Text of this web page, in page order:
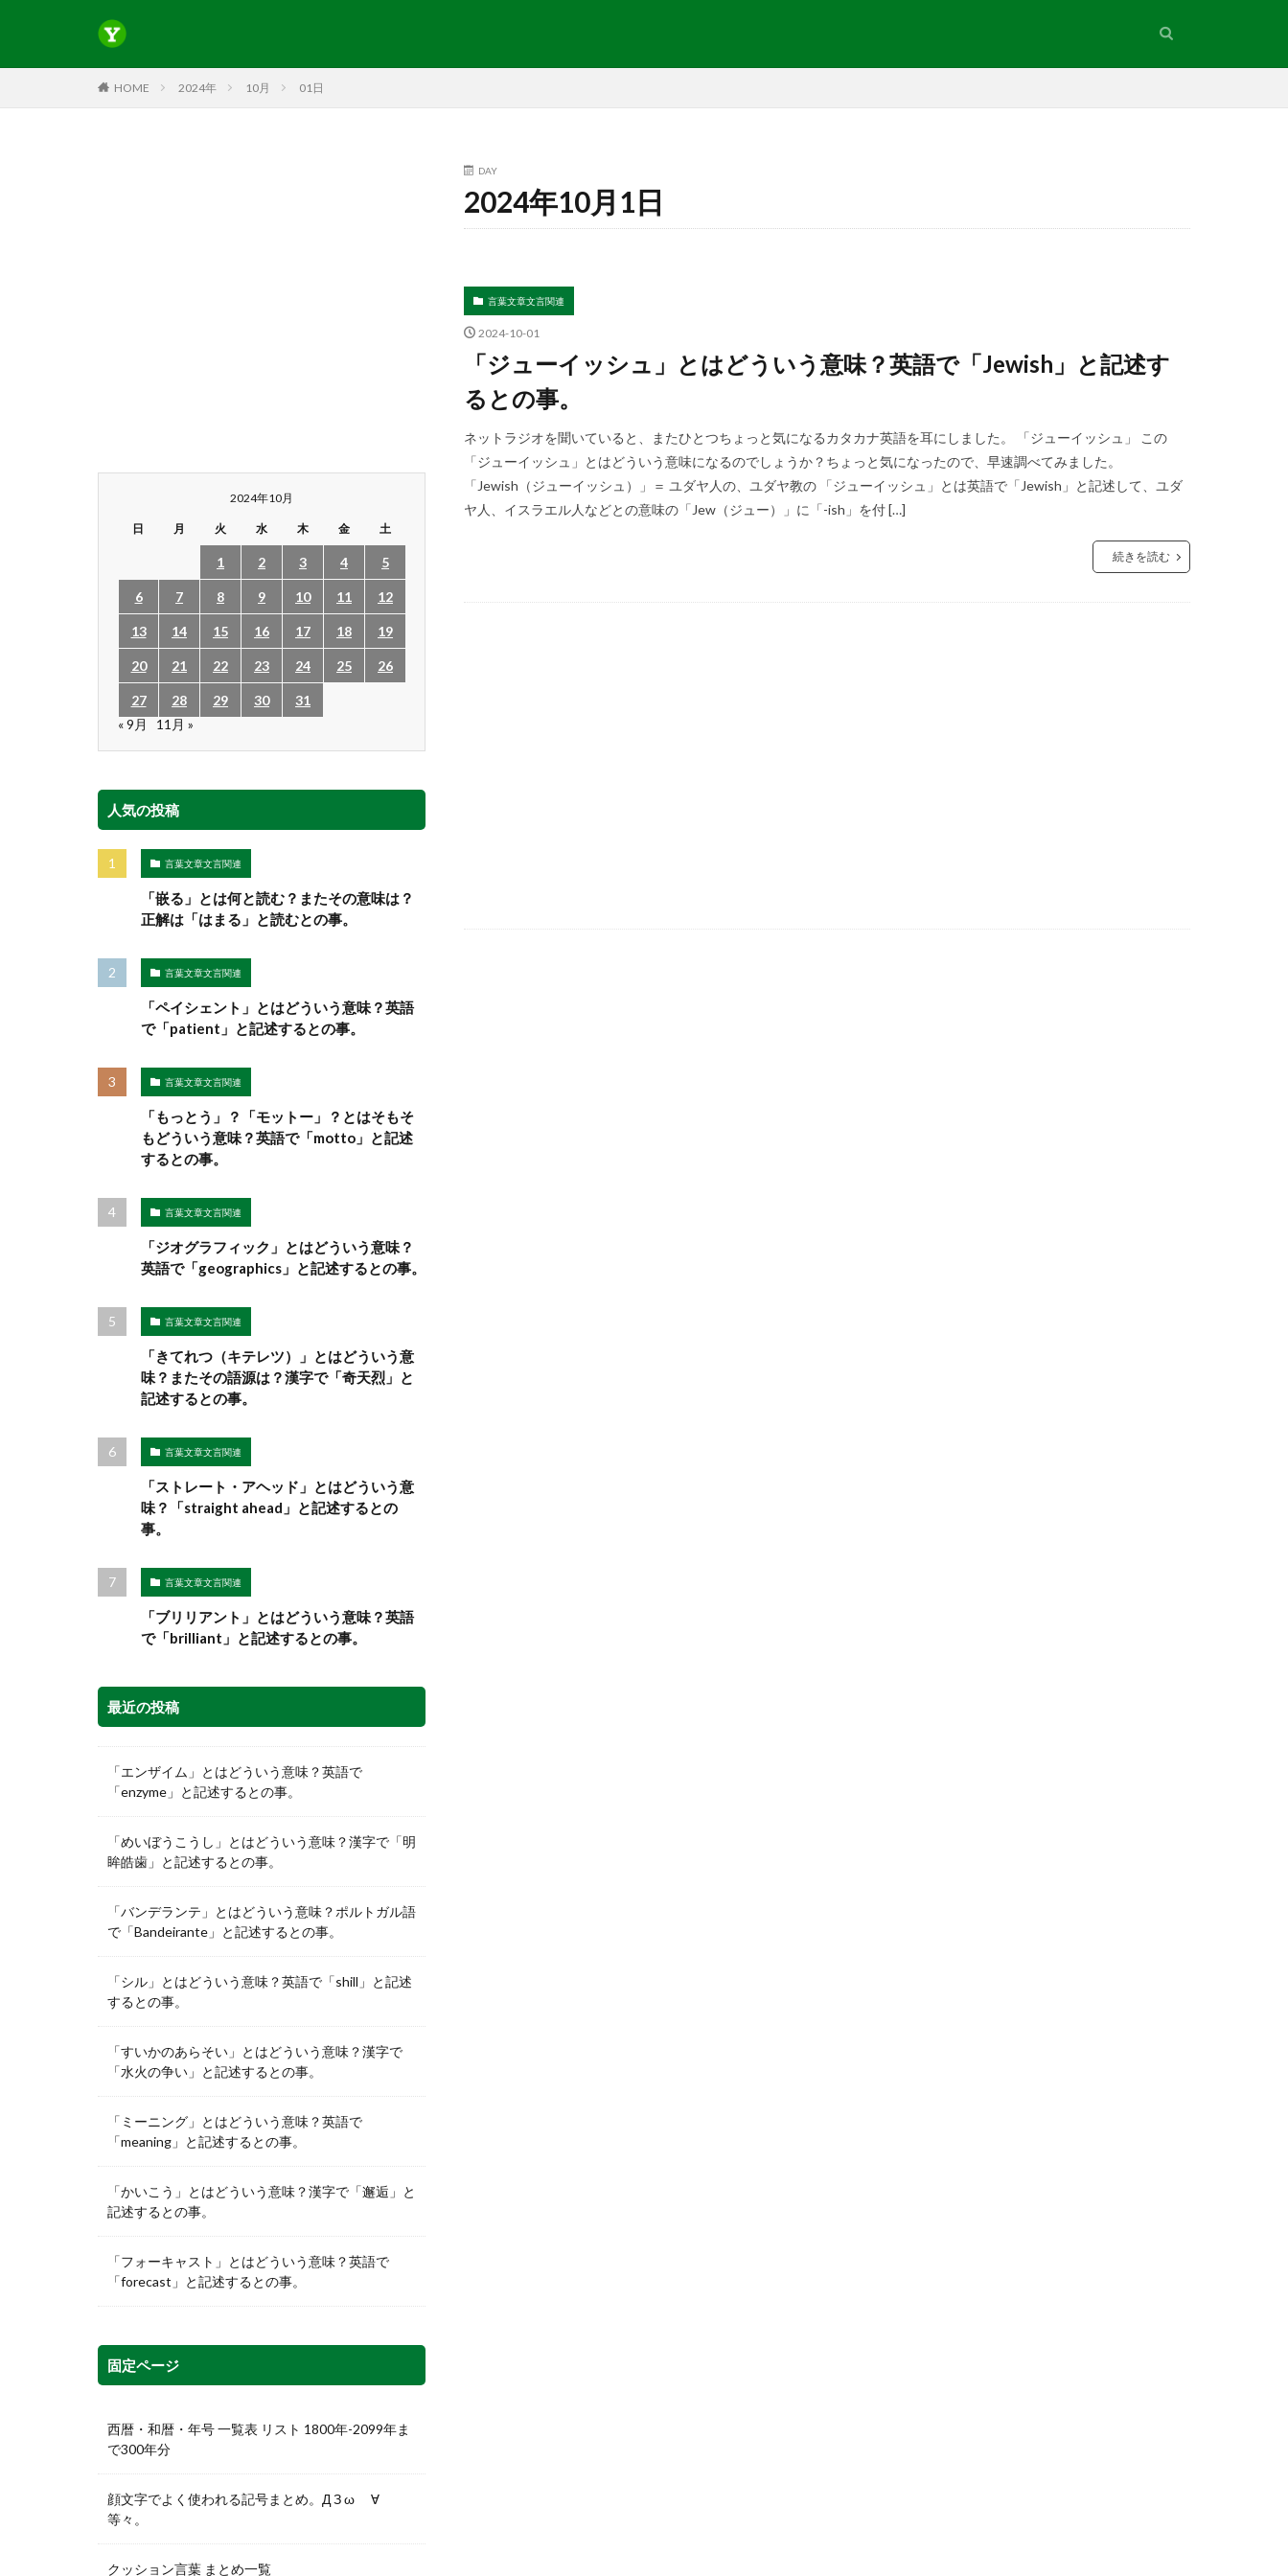
HOME 2024年 10月 01日
DAY
2024年10月1日
言葉文章文言関連
2024-10-01
「ジューイッシュ」とはどういう意味？英語で「Jewish」と記述す
るとの事。
ネットラジオを聞いていると、またひとつちょっと気になるカタカナ英語を耳にしました。 「ジューイッシュ」 この
「ジューイッシュ」とはどういう意味になるのでしょうか？ちょっと気になったので、早速調べてみました。
「Jewish（ジューイッシュ）」＝ ユダヤ人の、ユダヤ教の 「ジューイッシュ」とは英語で「Jewish」と記述して、ユダ
ヤ人、イスラエル人などとの意味の「Jew（ジュー）」に「-ish」を付 […]
続きを読む
2024年10月
日 月 火 水 木 金 土
1 2 3 4 5
6 7 8 9 10 11 12
13 14 15 16 17 18 19
20 21 22 23 24 25 26
27 28 29 30
31
« 9月
11月 »
人気の投稿
言葉文章文言関連
「嵌る」とは何と読む？またその意味は？
正解は「はまる」と読むとの事。
言葉文章文言関連
「ペイシェント」とはどういう意味？英語
で「patient」と記述するとの事。
言葉文章文言関連
「もっとう」？「モットー」？とはそもそ
もどういう意味？英語で「motto」と記述
するとの事。
言葉文章文言関連
「ジオグラフィック」とはどういう意味？
英語で「geographics」と記述するとの事。
言葉文章文言関連
「きてれつ（キテレツ）」とはどういう意
味？またその語源は？漢字で「奇天烈」と
記述するとの事。
言葉文章文言関連
「ストレート・アヘッド」とはどういう意
味？「straight ahead」と記述するとの
事。
言葉文章文言関連
「ブリリアント」とはどういう意味？英語
で「brilliant」と記述するとの事。
最近の投稿
「エンザイム」とはどういう意味？英語で
「enzyme」と記述するとの事。
「めいぼうこうし」とはどういう意味？漢字で「明
眸皓歯」と記述するとの事。
「バンデランテ」とはどういう意味？ポルトガル語
で「Bandeirante」と記述するとの事。
「シル」とはどういう意味？英語で「shill」と記述
するとの事。
「すいかのあらそい」とはどういう意味？漢字で
「水火の争い」と記述するとの事。
「ミーニング」とはどういう意味？英語で
「meaning」と記述するとの事。
「かいこう」とはどういう意味？漢字で「邂逅」と
記述するとの事。
「フォーキャスト」とはどういう意味？英語で
「forecast」と記述するとの事。
固定ページ
西暦・和暦・年号 一覧表 リスト 1800年-2099年ま
で300年分
顔文字でよく使われる記号まとめ。Д З ω ゞ∀
等々。
クッション言葉 まとめ一覧